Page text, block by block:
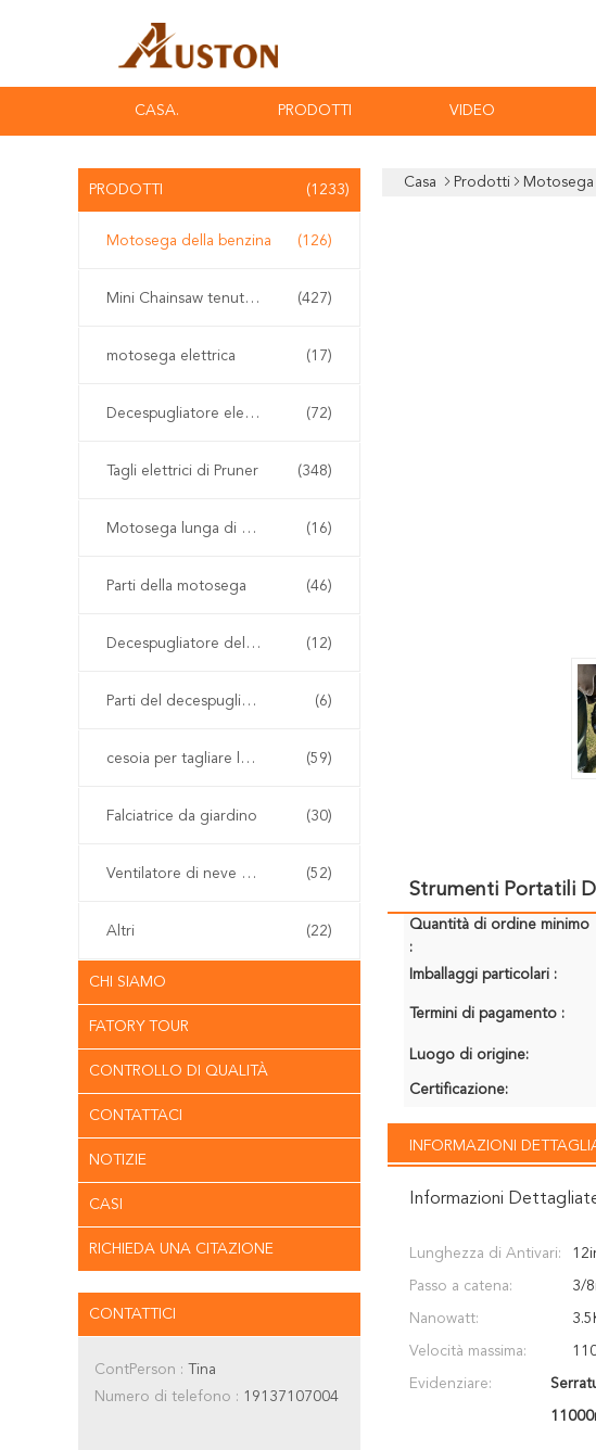
CASA. PRODOTTI VIDEO
PRODOTTI (1233)
Motosega della benzina (126)
Mini Chainsaw tenuto in mano (427)
motosega elettrica (17)
Decespugliatore elettrico (72)
Tagli elettrici di Pruner (348)
Motosega lunga di Palo (16)
Parti della motosega (46)
Decespugliatore della benzina (12)
Parti del decespugliatore (6)
cesoia per tagliare le siepi senza cordone (59)
Falciatrice da giardino (30)
Ventilatore di neve e della foglia (52)
Altri (22)
CHI SIAMO
FATORY TOUR
CONTROLLO DI QUALITÀ
CONTATTACI
NOTIZIE
CASI
RICHIEDA UNA CITAZIONE
CONTATTICI
ContPerson : Tina
Numero di telefono : 19137107004
Casa Prodotti Motosega
Strumenti Portatili
Quantità di ordine minimo
:
Imballaggi particolari :
Termini di pagamento :
Luogo di origine:
Certificazione:
INFORMAZIONI
Informazioni
Lunghezza di Antivari:
Passo a catena: 3/
Nanowatt:
Velocità massima:
Evidenziare: